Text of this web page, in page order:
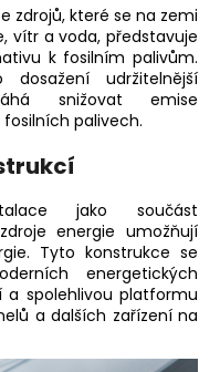
zdrojů, které se na zemi
vítr a voda, představuje
k fosilním palivům.
udržitelnější
snižovat emise
palivech.
jako součást
energie umožňují
. Tyto konstrukce se
energetických
a spolehlivou platformu
a dalších zařízení na